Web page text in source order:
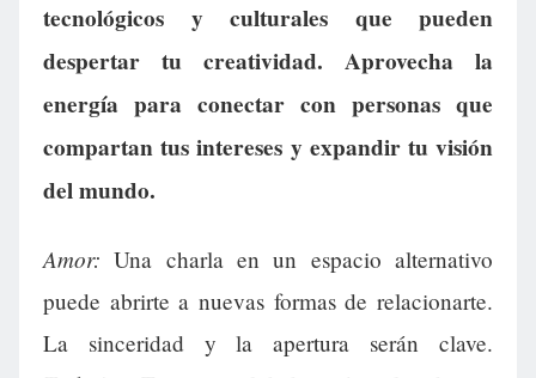
tecnológicos y culturales que pueden
despertar tu creatividad. Aprovecha la
energía para conectar con personas que
compartan tus intereses y expandir tu visión
del mundo.
Amor: Una charla en un espacio alternativo
puede abrirte a nuevas formas de relacionarte.
La sinceridad y la apertura serán clave.